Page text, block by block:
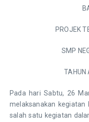
PROJEK
SMP
Pada hari Sabtu, 26
melaksanakan kegiatan
salah satu kegiatan